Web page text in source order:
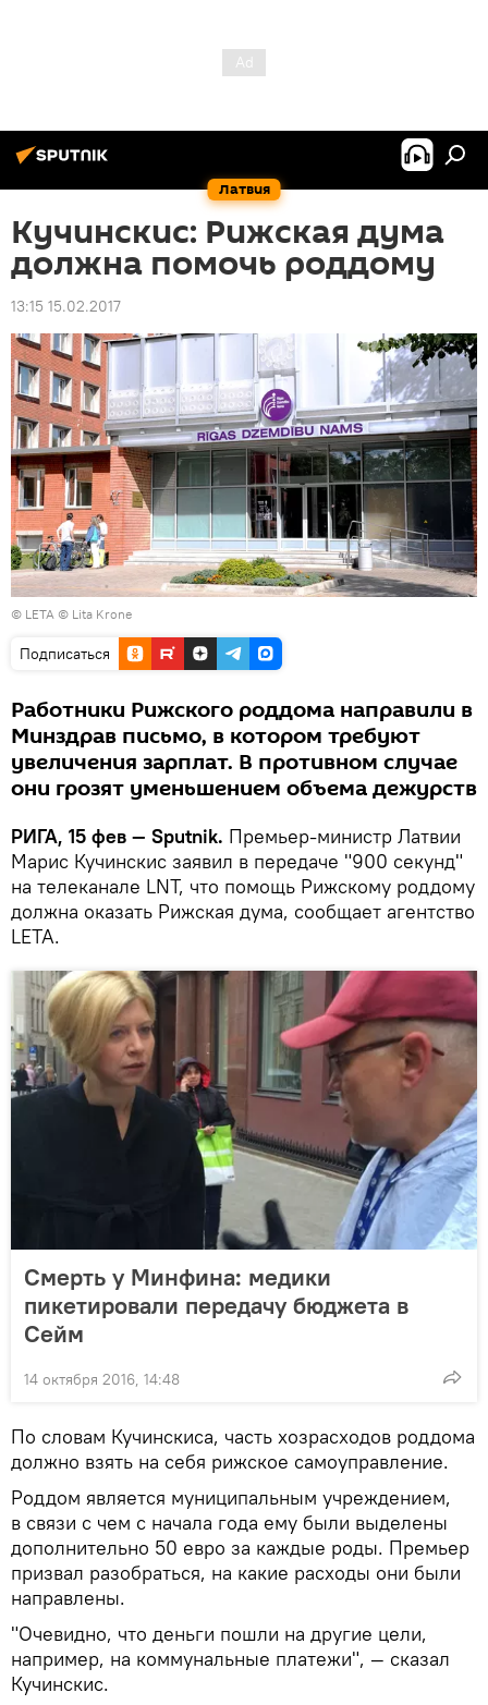
Латвия
Кучинскис: Рижская дума
должна помочь роддому
13:15 15.02.2017
© LETA © Lita Krone
Подписаться
Работники Рижского роддома направили в
Минздрав письмо, в котором требуют
увеличения зарплат. В противном случае
они грозят уменьшением объема дежурств
РИГА, 15 фев — Sputnik. Премьер-министр Латвии
Марис Кучинскис заявил в передаче "900 секунд"
на телеканале LNT, что помощь Рижскому роддому
должна оказать Рижская дума, сообщает агентство
LETA.
Смерть у Минфина: медики
пикетировали передачу бюджета в
Сейм
14 октября 2016, 14:48
По словам Кучинскиса, часть хозрасходов роддома
должно взять на себя рижское самоуправление.
Роддом является муниципальным учреждением,
в связи с чем с начала года ему были выделены
дополнительно 50 евро за каждые роды. Премьер
призвал разобраться, на какие расходы они были
направлены.
"Очевидно, что деньги пошли на другие цели,
например, на коммунальные платежи", — сказал
Кучинскис.